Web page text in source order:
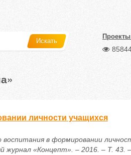
Искать
личности учащихся
в формировании
журнал «Концепт». – 2016. – Т. 43.